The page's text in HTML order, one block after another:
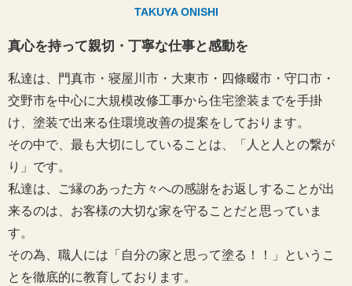
TAKUYA ONISHI
真心を持って親切・丁寧な仕事と感動を
私達は、門真市・寝屋川市・大東市・四條畷市・守口市・
交野市を中心に大規模改修工事から住宅塗装までを手掛
け、塗装で出来る住環境改善の提案をしております。
その中で、最も大切にしていることは、「人と人との繋が
り」です。
私達は、ご縁のあった方々への感謝をお返しすることが出
来るのは、お客様の大切な家を守ることだと思っていま
す。
その為、職人には「自分の家と思って塗る！！」というこ
とを徹底的に教育しております。